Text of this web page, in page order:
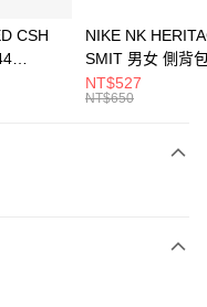
CSH
短統襪
NIKE NK
SMIT 男女 側背
BA5871010
NT$527
NT$650